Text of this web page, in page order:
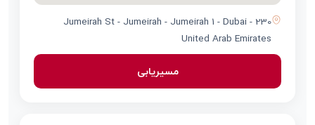
230 Jumeirah St - Jumeirah - Jumeirah 1 - Dubai -
United Arab Emirates
مسیریابی